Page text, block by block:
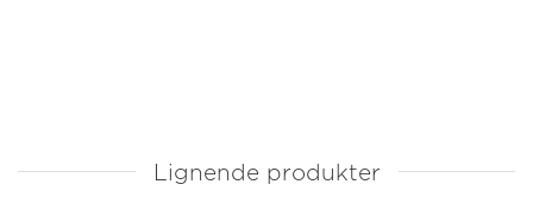
Lignende produkter